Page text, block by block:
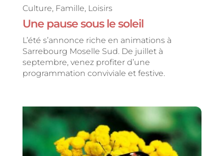
Culture, Famille, Loisirs
Une pause sous le soleil
L’été s’annonce riche en animations à
Sarrebourg Moselle Sud. De juillet à
septembre, venez profiter d’une
programmation conviviale et festive.